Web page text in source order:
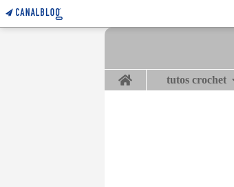
Home tutos crochet